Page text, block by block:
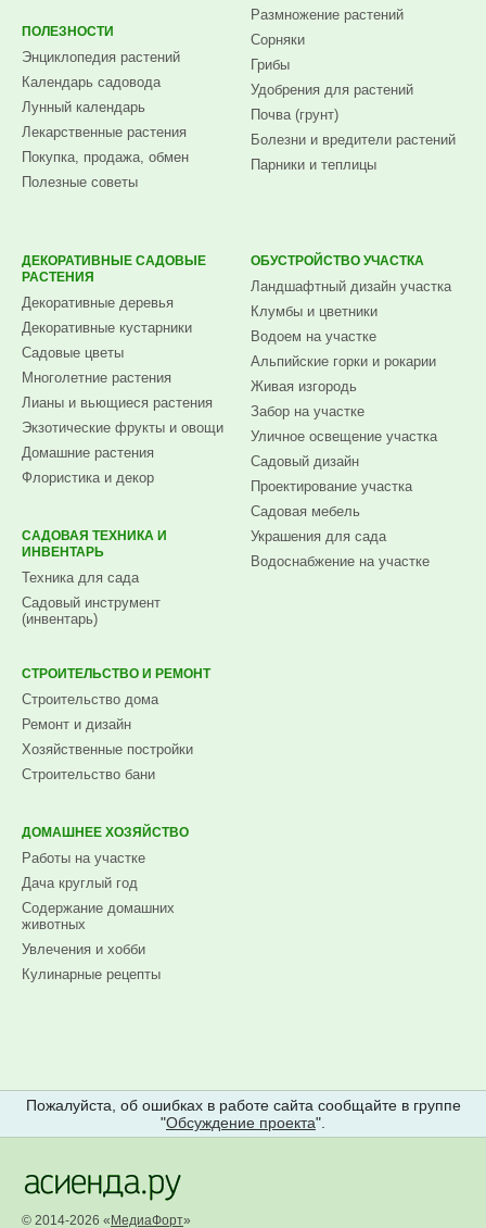
ПОЛЕЗНОСТИ
Энциклопедия растений
Календарь садовода
Лунный календарь
Лекарственные растения
Покупка, продажа, обмен
Полезные советы
Размножение растений
Сорняки
Грибы
Удобрения для растений
Почва (грунт)
Болезни и вредители растений
Парники и теплицы
ДЕКОРАТИВНЫЕ САДОВЫЕ
РАСТЕНИЯ
Декоративные деревья
Декоративные кустарники
Садовые цветы
Многолетние растения
Лианы и вьющиеся растения
Экзотические фрукты и овощи
Домашние растения
Флористика и декор
САДОВАЯ ТЕХНИКА И
ИНВЕНТАРЬ
Техника для сада
Садовый инструмент
(инвентарь)
ОБУСТРОЙСТВО УЧАСТКА
Ландшафтный дизайн участка
Клумбы и цветники
Водоем на участке
Альпийские горки и рокарии
Живая изгородь
Забор на участке
Уличное освещение участка
Садовый дизайн
Проектирование участка
Садовая мебель
Украшения для сада
Водоснабжение на участке
СТРОИТЕЛЬСТВО И РЕМОНТ
Строительство дома
Ремонт и дизайн
Хозяйственные постройки
Строительство бани
ДОМАШНЕЕ ХОЗЯЙСТВО
Работы на участке
Дача круглый год
Содержание домашних
животных
Увлечения и хобби
Кулинарные рецепты
Пожалуйста, об ошибках в работе сайта сообщайте в группе
"Обсуждение проекта".
© 2014-2026 « МедиаФорт»